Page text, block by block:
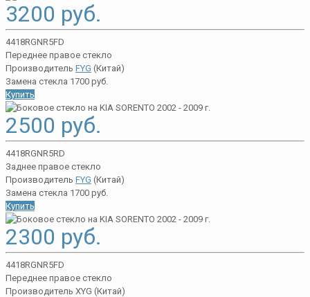
3200 руб.
4418RGNR5FD
Переднее правое стекло
Производитель FYG (Китай)
Замена стекла 1700 руб.
Купить
2500 руб.
4418RGNR5RD
Заднее правое стекло
Производитель FYG (Китай)
Замена стекла 1700 руб.
Купить
2300 руб.
4418RGNR5FD
Переднее правое стекло
Производитель XYG (Китай)